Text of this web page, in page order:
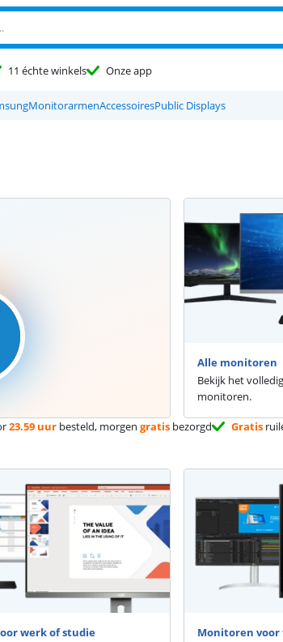
11 échte winkels Onze app
MonitorarmenAccessoiresPublic Displays
Alle monitoren
Bekijk het
monitoren.
23.59 uur besteld, morgen gratis bezorgd Gratis
werk of studie
Monitoren voor